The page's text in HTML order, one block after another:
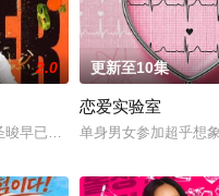
，他爱他，她爱她。 是兄弟，
2.0
早已在韩国料理界闯出名号，
更新至10集
恋爱实验室
单身男女参加超乎想